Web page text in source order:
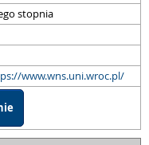
stopnia
www.wns.uni.wroc.pl/